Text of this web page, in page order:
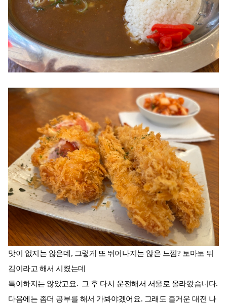
맛이 없지는 않은데, 그렇게 또 뛰어나지는 않은 느낌? 토마토 튀
김이라고 해서 시켰는데
특이하지는 않았고요. 그 후 다시 운전해서 서울로 올라왔습니다.
다음에는 좀더 공부를 해서 가봐야겠어요. 그래도 즐거운 대전 나